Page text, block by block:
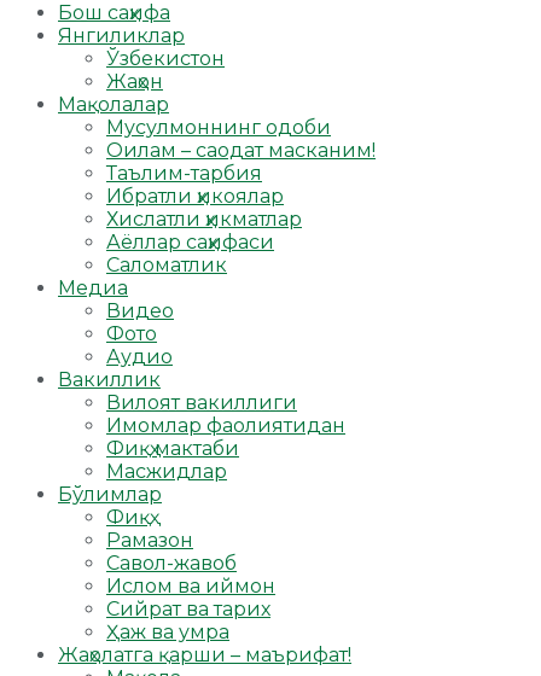
Бош саҳифа
Янгиликлар
Ўзбекистон
Жаҳон
Мақолалар
Мусулмоннинг одоби
Оилам – саодат масканим!
Таълим-тарбия
Ибратли ҳикоялар
Хислатли ҳикматлар
Аёллар саҳифаси
Саломатлик
Медиа
Видео
Фото
Аудио
Вакиллик
Вилоят вакиллиги
Имомлар фаолиятидан
Фиқҳ мактаби
Масжидлар
Бўлимлар
Фиқҳ
Рамазон
Савол-жавоб
Ислом ва иймон
Сийрат ва тарих
Ҳаж ва умра
Жаҳолатга қарши – маърифат!